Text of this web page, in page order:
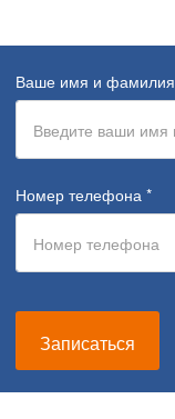
Ваше имя и фамилия
Номер телефона *
Записаться